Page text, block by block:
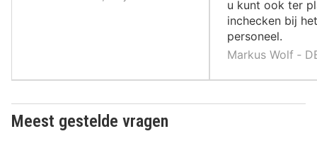
u kunt ook ter
inchecken bij
personeel.
Markus Wolf ‐
Meest gestelde vragen